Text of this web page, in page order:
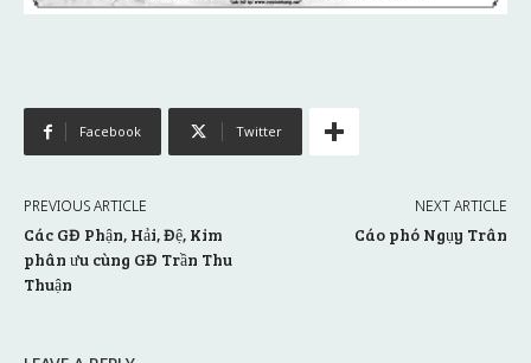
Facebook Twitter
PREVIOUS ARTICLE
Các GĐ Phận, Hải, Đệ, Kim
phân ưu cùng GĐ Trần Thu
Thuận
NEXT ARTICLE
Cáo phó Ngụy Trân